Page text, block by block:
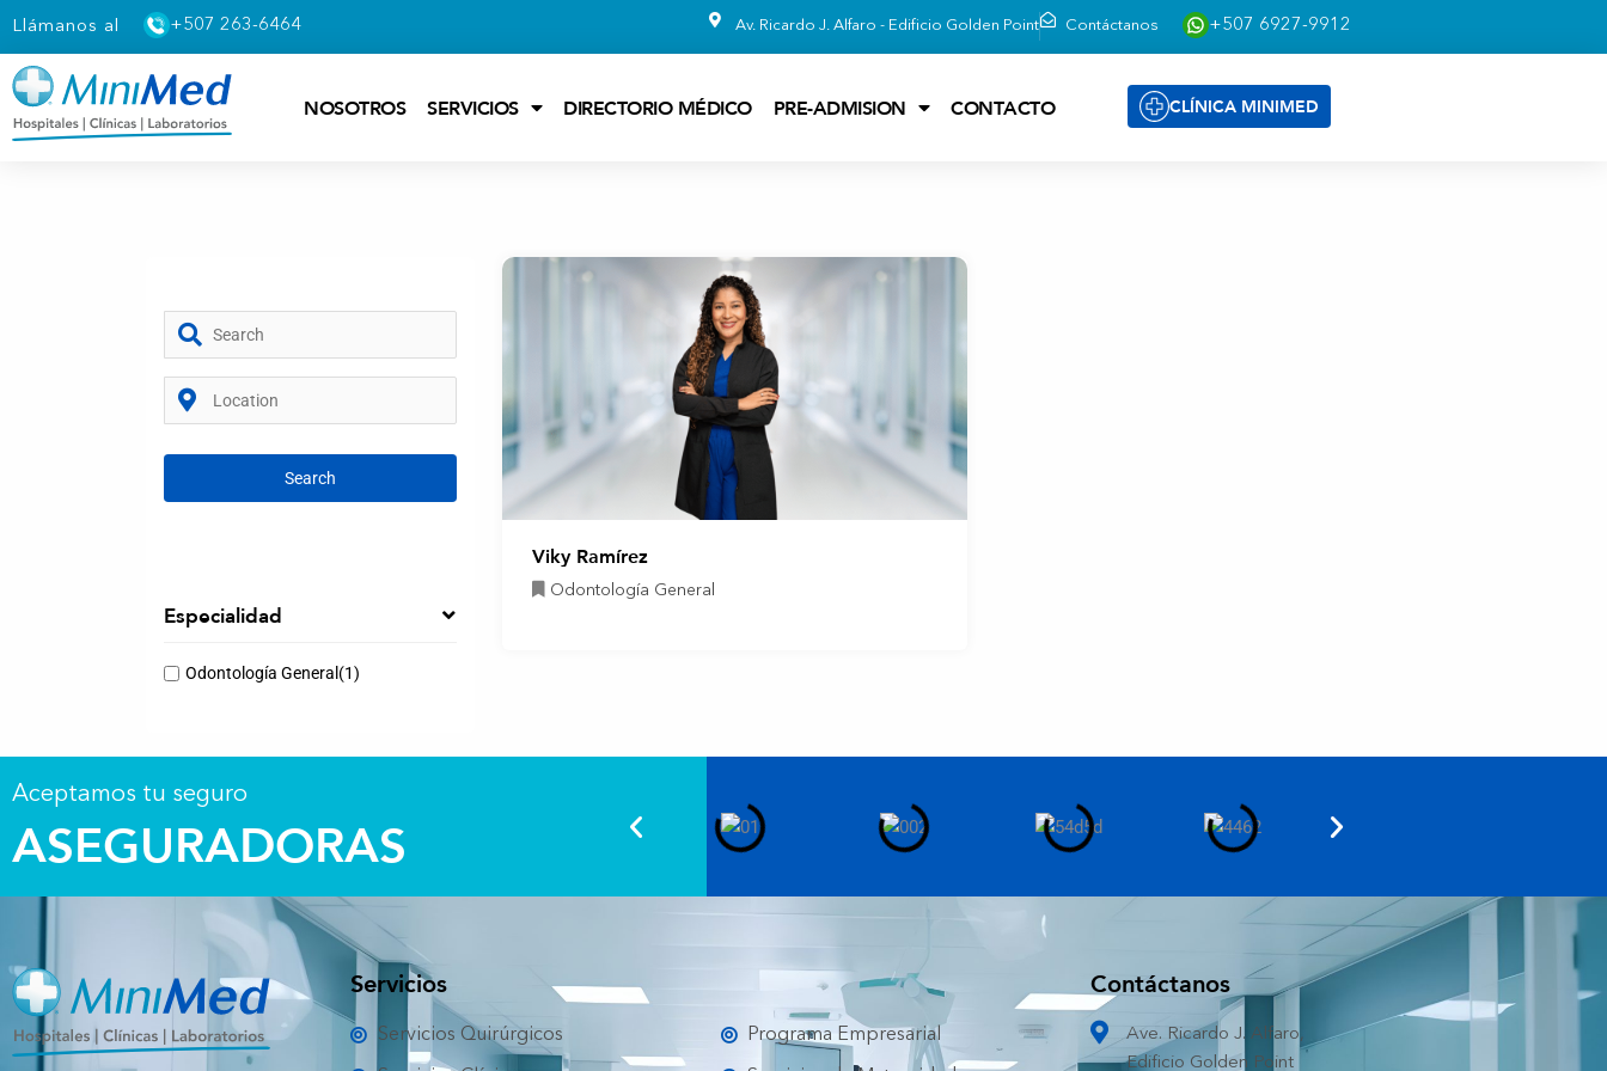
Llámanos al +507 263-6464 Av. Ricardo J. Alfaro - Edificio Golden Point Contáctanos +507 6927-9912
NOSOTROS SERVICIOS DIRECTORIO MÉDICO PRE-ADMISION CONTACTO CLÍNICA MINIMED
Especialidad
Odontología General(1)
Viky Ramírez
Odontología General
Aceptamos tu seguro
ASEGURADORAS
Servicios
Servicios Quirúrgicos Programa Empresarial
Contáctanos
Ave. Ricardo J. Alfaro,
Edificio Golden Point